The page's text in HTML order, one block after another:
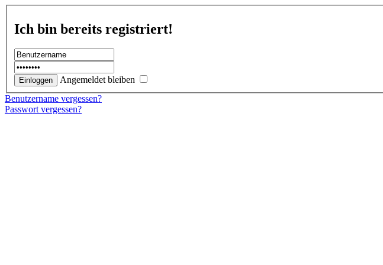
Ich bin bereits registriert!
Angemeldet bleiben
Benutzername vergessen?
Passwort vergessen?